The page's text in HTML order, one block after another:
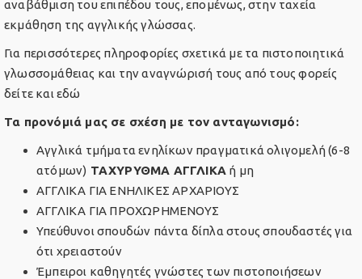
αναβάθμιση του επιπέδου τους, επομένως, στην ταχεία
εκμάθηση της αγγλικής γλώσσας.
Για περισσότερες πληροφορίες σχετικά με τα πιστοποιητικά
γλωσσομάθειας και την αναγνώρισή τους από τους φορείς
δείτε και εδώ
Τα προνόμιά μας σε σχέση με τον ανταγωνισμό:
Αγγλικά τμήματα ενηλίκων πραγματικά ολιγομελή (6-8
ατόμων) ΤΑΧΥΡΥΘΜΑ ΑΓΓΛΙΚΑ ή μη
ΑΓΓΛΙΚΑ ΓΙΑ ΕΝΗΛΙΚΕΣ ΑΡΧΑΡΙΟΥΣ
ΑΓΓΛΙΚΑ ΓΙΑ ΠΡΟΧΩΡΗΜΕΝΟΥΣ
Υπεύθυνοι σπουδών πάντα δίπλα στους σπουδαστές για
ότι χρειαστούν
Έμπειροι καθηγητές γνώστες των πιστοποιήσεων